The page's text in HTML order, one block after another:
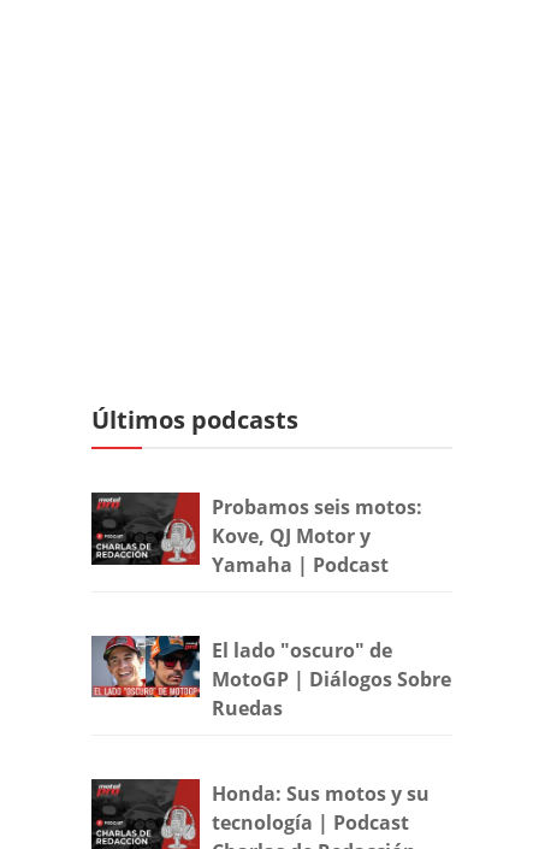
Últimos podcasts
Probamos seis motos:
Kove, QJ Motor y
Yamaha | Podcast
El lado "oscuro" de
MotoGP | Diálogos Sobre
Ruedas
Honda: Sus motos y su
tecnología | Podcast